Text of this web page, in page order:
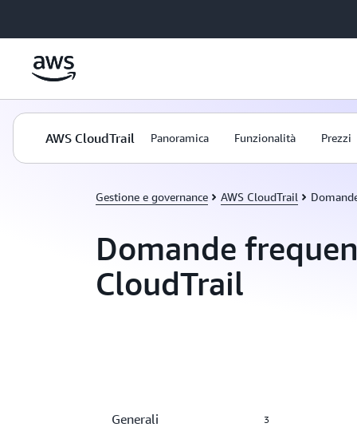
AWS CloudTrail Panoramica Funzionalità Prezzi
Gestione e governance AWS CloudTrail
Domande
CloudTrail
Generali 3